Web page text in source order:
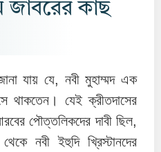
জাবরের কাছ
যায় যে, নবী মুহাম্মদ এক
থাকতেন। যেই ক্রীতদাসের
পৌত্তলিকদের দাবী ছিল,
নবী ইহুদি খ্রিস্টানদের